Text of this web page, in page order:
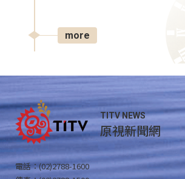
more
TITV NEWS
原視新聞網
電話：(02)2788-1600